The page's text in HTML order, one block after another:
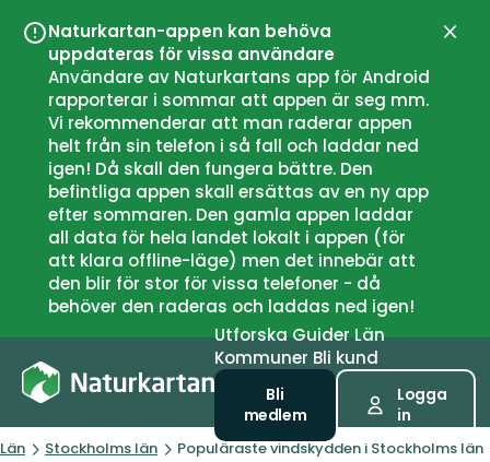
Naturkartan-appen kan behöva
uppdateras för vissa användare
Användare av Naturkartans app för Android
rapporterar i sommar att appen är seg mm.
Vi rekommenderar att man raderar appen
helt från sin telefon i så fall och laddar ned
igen! Då skall den fungera bättre. Den
befintliga appen skall ersättas av en ny app
efter sommaren. Den gamla appen laddar
all data för hela landet lokalt i appen (för
att klara offline-läge) men det innebär att
den blir för stor för vissa telefoner - då
behöver den raderas och laddas ned igen!
UtforskaGuiderLän
Kommuner Bli kund
Bli
medlem
Logga
in
Län Stockholms län Populäraste vindskydden i Stockholms län